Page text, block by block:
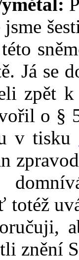
Já se
zpět
o §
v tisku
totéž
znění